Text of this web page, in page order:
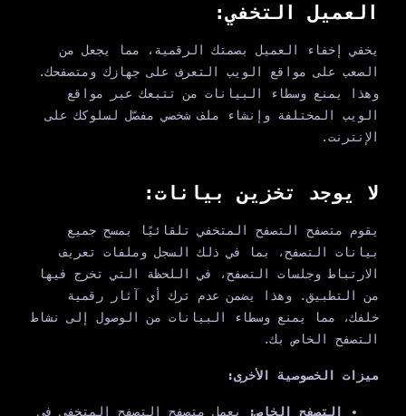
العميل التخفي:
يخفي إخفاء العميل بصمتك الرقمية، مما يجعل من
الصعب على مواقع الويب التعرف على جهازك ومتصفحك.
وهذا يمنع وسطاء البيانات من تتبعك عبر مواقع
الويب المختلفة وإنشاء ملف شخصي مفصّل لسلوكك على
الإنترنت.
لا يوجد تخزين بيانات:
يقوم متصفح التصفح المتخفي تلقائيًا بمسح جميع
بيانات التصفح، بما في ذلك السجل وملفات تعريف
الارتباط وجلسات التصفح، في اللحظة التي تخرج فيها
من التطبيق. وهذا يضمن عدم ترك أي آثار رقمية
خلفك، مما يمنع وسطاء البيانات من الوصول إلى نشاط
التصفح الخاص بك.
ميزات الخصوصية الأخرى:
التصفح الخاص:يعمل متصفح التصفح المتخفي في